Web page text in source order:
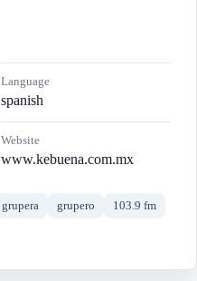
Language
spanish
Website
www.kebuena.com.mx
grupera grupero
103.9 fm